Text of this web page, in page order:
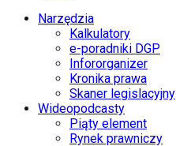
Narzędzia
Kalkulatory
e-poradniki DGP
Infororganizer
Kronika prawa
Skaner legislacyjny
Wideopodcasty
Piąty element
Rynek prawniczy